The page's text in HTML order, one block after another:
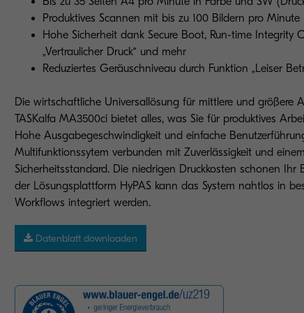
Produktives Scannen mit bis zu 100 Bildern pro Minute
Hohe Sicherheit dank Secure Boot, Run-time Integrity
„Vertraulicher Druck“ und mehr
Reduziertes Geräuschniveau durch Funktion „Leiser
Die wirtschaftliche Universallösung für mittlere und größere
TASKalfa MA3500ci bietet alles, was Sie für produktives
Hohe Ausgabegeschwindigkeit und einfache
Multifunktionssytem verbunden mit Zuverlässigkeit und
Sicherheitsstandard. Die niedrigen Druckkosten schonen Ihr
der Lösungsplattform HyPAS kann das System nahtlos in
Workflows integriert werden.
Datenblatt downloaden